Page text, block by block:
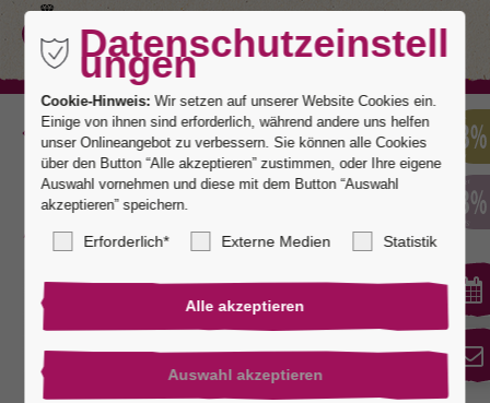
Zurück
Kaiserstuhl 4
Datenschutzeinstell
ungen
Cookie-Hinweis: Wir setzen auf unserer Website Cookies ein.
Einige von ihnen sind erforderlich, während andere uns helfen
unser Onlineangebot zu verbessern. Sie können alle Cookies
über den Button “Alle akzeptieren” zustimmen, oder Ihre eigene
Auswahl vornehmen und diese mit dem Button “Auswahl
akzeptieren” speichern.
Erforderlich* Externe Medien Statistik